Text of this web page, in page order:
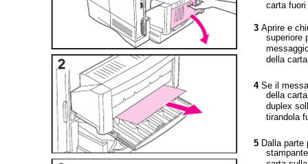
carta fuori
3 Aprire e
superiore
della
4 Se il
della
duplex
tirandola
5 Dalla parte